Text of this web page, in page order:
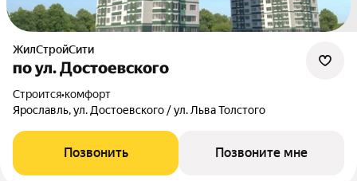
ЖилСтройСити
по ул. Достоевского
Строится•комфорт
Ярославль, ул. Достоевского / ул. Льва Толстого
Позвонить Позвоните мне